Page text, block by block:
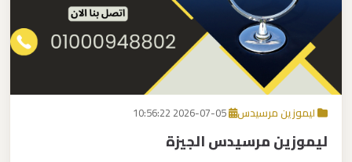
اتصل بنا
EN
ليموزين مرسيدس
ليموزين مرسيدس الجيزة
برج
العرب
القاهرة
مكاتب
ليموزين